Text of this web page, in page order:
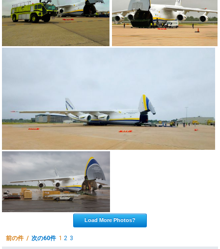
Load More Photos?
前の件 /次の60件1 2 3